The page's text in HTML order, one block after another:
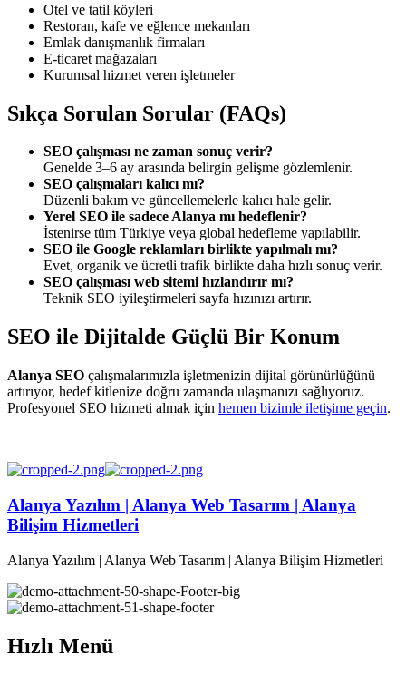
Otel ve tatil köyleri
Restoran, kafe ve eğlence mekanları
Emlak danışmanlık firmaları
E-ticaret mağazaları
Kurumsal hizmet veren işletmeler
Sıkça Sorulan Sorular (FAQs)
SEO çalışması ne zaman sonuç verir?
Genelde 3–6 ay arasında belirgin gelişme gözlemlenir.
SEO çalışmaları kalıcı mı?
Düzenli bakım ve güncellemelerle kalıcı hale gelir.
Yerel SEO ile sadece Alanya mı hedeflenir?
İstenirse tüm Türkiye veya global hedefleme yapılabilir.
SEO ile Google reklamları birlikte yapılmalı mı?
Evet, organik ve ücretli trafik birlikte daha hızlı sonuç verir.
SEO çalışması web sitemi hızlandırır mı?
Teknik SEO iyileştirmeleri sayfa hızınızı artırır.
SEO ile Dijitalde Güçlü Bir Konum
Alanya SEO çalışmalarımızla işletmenizin dijital görünürlüğünü
artırıyor, hedef kitlenize doğru zamanda ulaşmanızı sağlıyoruz.
Profesyonel SEO hizmeti almak için hemen bizimle iletişime geçin.
Alanya Yazılım | Alanya Web Tasarım | Alanya
Bilişim Hizmetleri
Alanya Yazılım | Alanya Web Tasarım | Alanya Bilişim Hizmetleri
Hızlı Menü